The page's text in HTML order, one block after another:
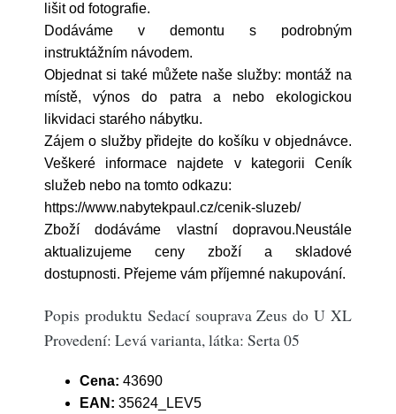
lišit od fotografie.
Dodáváme v demontu s podrobným
instruktážním návodem.
Objednat si také můžete naše služby: montáž na
místě, výnos do patra a nebo ekologickou
likvidaci starého nábytku.
Zájem o služby přidejte do košíku v objednávce.
Veškeré informace najdete v kategorii Ceník
služeb nebo na tomto odkazu:
https://www.nabytekpaul.cz/cenik-sluzeb/
Zboží dodáváme vlastní dopravou.Neustále
aktualizujeme ceny zboží a skladové
dostupnosti. Přejeme vám příjemné nakupování.
Popis produktu Sedací souprava Zeus do U XL
Provedení: Levá varianta, látka: Serta 05
Cena: 43690
EAN: 35624_LEV5